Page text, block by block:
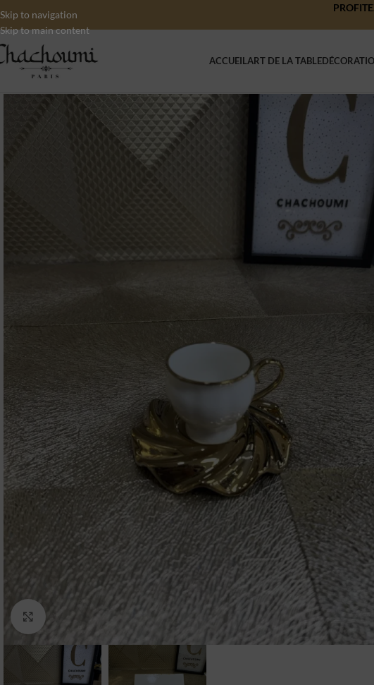
Skip to navigation
Skip to main content
ACCUEILART DE LA TABLE
Click to enlarge